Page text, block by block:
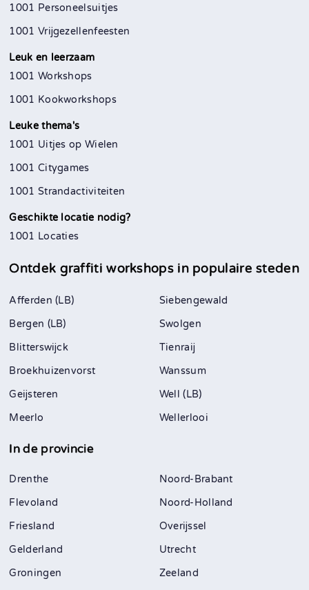
1001 Personeelsuitjes
1001 Vrijgezellenfeesten
Leuk en leerzaam
1001 Workshops
1001 Kookworkshops
Leuke thema's
1001 Uitjes op Wielen
1001 Citygames
1001 Strandactiviteiten
Geschikte locatie nodig?
1001 Locaties
Ontdek graffiti workshops in populaire steden
Afferden (LB)
Bergen (LB)
Blitterswijck
Broekhuizenvorst
Geijsteren
Meerlo
Siebengewald
Swolgen
Tienraij
Wanssum
Well (LB)
Wellerlooi
In de provincie
Drenthe
Flevoland
Friesland
Gelderland
Groningen
Noord-Brabant
Noord-Holland
Overijssel
Utrecht
Zeeland